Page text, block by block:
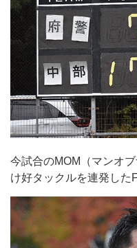
今試合のMOM（マンオ
け好タックルを連発した